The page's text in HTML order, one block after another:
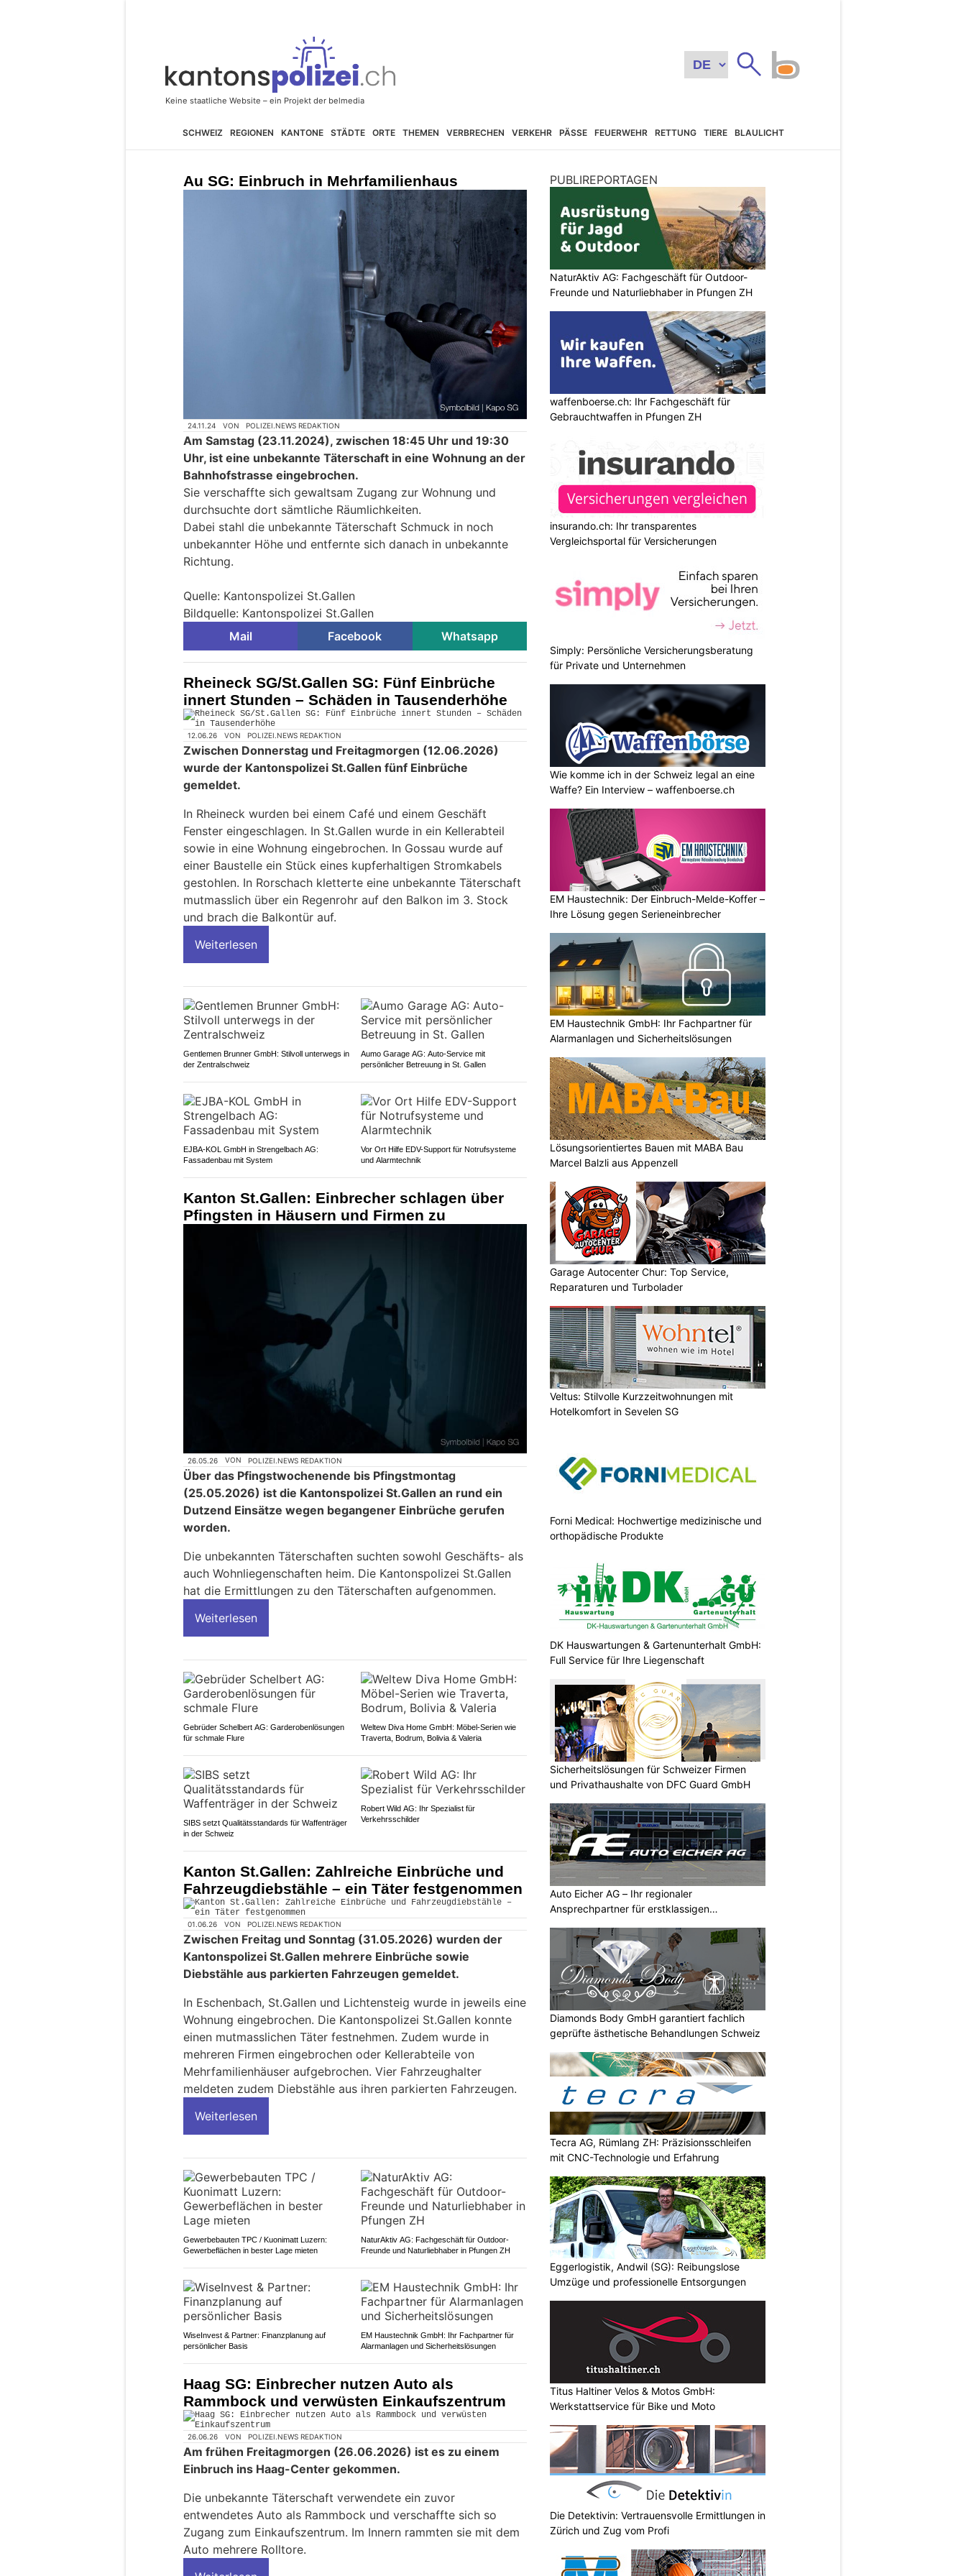
SCHWEIZ REGIONEN KANTONE STÄDTE ORTE THEMEN VERBRECHEN VERKEHR PÄSSE FEUERWEHR RETTUNG TIERE BLAULICHT
Au SG: Einbruch in Mehrfamilienhaus
24.11.24 VON POLIZEI.NEWS REDAKTION
Am Samstag (23.11.2024), zwischen 18:45 Uhr und 19:30
Uhr, ist eine unbekannte Täterschaft in eine Wohnung an der
Bahnhofstrasse eingebrochen.
Sie verschaffte sich gewaltsam Zugang zur Wohnung und
durchsuchte dort sämtliche Räumlichkeiten.
Dabei stahl die unbekannte Täterschaft Schmuck in noch
unbekannter Höhe und entfernte sich danach in unbekannte
Richtung.
Quelle: Kantonspolizei St.Gallen
Bildquelle: Kantonspolizei St.Gallen
Mail
Facebook Whatsapp
Rheineck SG/St.Gallen SG: Fünf Einbrüche
innert Stunden – Schäden in Tausenderhöhe
12.06.26 VON POLIZEI.NEWS REDAKTION
Zwischen Donnerstag und Freitagmorgen (12.06.2026)
wurde der Kantonspolizei St.Gallen fünf Einbrüche
gemeldet.
In Rheineck wurden bei einem Café und einem Geschäft
Fenster eingeschlagen. In St.Gallen wurde in ein Kellerabteil
sowie in eine Wohnung eingebrochen. In Gossau wurde auf
einer Baustelle ein Stück eines kupferhaltigen Stromkabels
gestohlen. In Rorschach kletterte eine unbekannte Täterschaft
mutmasslich über ein Regenrohr auf den Balkon im 3. Stock
und brach die Balkontür auf.
Weiterlesen
Gentlemen Brunner GmbH: Stilvoll unterwegs in
der Zentralschweiz
Aumo Garage AG: Auto-Service mit
persönlicher Betreuung in St. Gallen
EJBA-KOL GmbH in Strengelbach AG:
Fassadenbau mit System
Vor Ort Hilfe EDV-Support für Notrufsysteme
und Alarmtechnik
Kanton St.Gallen: Einbrecher schlagen über
Pfingsten in Häusern und Firmen zu
26.05.26 VON POLIZEI.NEWS REDAKTION
Über das Pfingstwochenende bis Pfingstmontag
(25.05.2026) ist die Kantonspolizei St.Gallen an rund ein
Dutzend Einsätze wegen begangener Einbrüche gerufen
worden.
Die unbekannten Täterschaften suchten sowohl Geschäfts- als
auch Wohnliegenschaften heim. Die Kantonspolizei St.Gallen
hat die Ermittlungen zu den Täterschaften aufgenommen.
Weiterlesen
Gebrüder Schelbert AG: Garderobenlösungen
für schmale Flure
Weltew Diva Home GmbH: Möbel-Serien wie
Traverta, Bodrum, Bolivia & Valeria
SIBS setzt Qualitätsstandards für Waffenträger
in der Schweiz
Robert Wild AG: Ihr Spezialist für
Verkehrsschilder
Kanton St.Gallen: Zahlreiche Einbrüche und
Fahrzeugdiebstähle – ein Täter festgenommen
01.06.26 VON POLIZEI.NEWS REDAKTION
Zwischen Freitag und Sonntag (31.05.2026) wurden der
Kantonspolizei St.Gallen mehrere Einbrüche sowie
Diebstähle aus parkierten Fahrzeugen gemeldet.
In Eschenbach, St.Gallen und Lichtensteig wurde in jeweils eine
Wohnung eingebrochen. Die Kantonspolizei St.Gallen konnte
einen mutmasslichen Täter festnehmen. Zudem wurde in
mehreren Firmen eingebrochen oder Kellerabteile von
Mehrfamilienhäuser aufgebrochen. Vier Fahrzeughalter
meldeten zudem Diebstähle aus ihren parkierten Fahrzeugen.
Weiterlesen
Gewerbebauten TPC / Kuonimatt Luzern:
Gewerbeflächen in bester Lage mieten
NaturAktiv AG: Fachgeschäft für Outdoor-
Freunde und Naturliebhaber in Pfungen ZH
WiseInvest & Partner: Finanzplanung auf
persönlicher Basis
EM Haustechnik GmbH: Ihr Fachpartner für
Alarmanlagen und Sicherheitslösungen
Haag SG: Einbrecher nutzen Auto als
Rammbock und verwüsten Einkaufszentrum
26.06.26 VON POLIZEI.NEWS REDAKTION
Am frühen Freitagmorgen (26.06.2026) ist es zu einem
Einbruch ins Haag-Center gekommen.
Die unbekannte Täterschaft verwendete ein zuvor
entwendetes Auto als Rammbock und verschaffte sich so
Zugang zum Einkaufszentrum. Im Innern rammten sie mit dem
Auto mehrere Rolltore.
PUBLIREPORTAGEN
NaturAktiv AG: Fachgeschäft für Outdoor-
Freunde und Naturliebhaber in Pfungen ZH
waffenboerse.ch: Ihr Fachgeschäft für
Gebrauchtwaffen in Pfungen ZH
insurando.ch: Ihr transparentes
Vergleichsportal für Versicherungen
Simply: Persönliche Versicherungsberatung
für Private und Unternehmen
Wie komme ich in der Schweiz legal an eine
Waffe? Ein Interview – waffenboerse.ch
EM Haustechnik: Der Einbruch-Melde-Koffer –
Ihre Lösung gegen Serieneinbrecher
EM Haustechnik GmbH: Ihr Fachpartner für
Alarmanlagen und Sicherheitslösungen
Lösungsorientiertes Bauen mit MABA Bau
Marcel Balzli aus Appenzell
Garage Autocenter Chur: Top Service,
Reparaturen und Turbolader
Veltus: Stilvolle Kurzzeitwohnungen mit
Hotelkomfort in Sevelen SG
Forni Medical: Hochwertige medizinische und
orthopädische Produkte
DK Hauswartungen & Gartenunterhalt GmbH:
Full Service für Ihre Liegenschaft
Sicherheitslösungen für Schweizer Firmen
und Privathaushalte von DFC Guard GmbH
Auto Eicher AG – Ihr regionaler
Ansprechpartner für erstklassigen
Diamonds Body GmbH garantiert fachlich
geprüfte ästhetische Behandlungen Schweiz
Tecra AG, Rümlang ZH: Präzisionsschleifen
mit CNC-Technologie und Erfahrung
Eggerlogistik, Andwil (SG): Reibungslose
Umzüge und professionelle Entsorgungen
Titus Haltiner Velos & Motos GmbH:
Werkstattservice für Bike und Moto
Die Detektivin: Vertrauensvolle Ermittlungen in
Zürich und Zug vom Profi